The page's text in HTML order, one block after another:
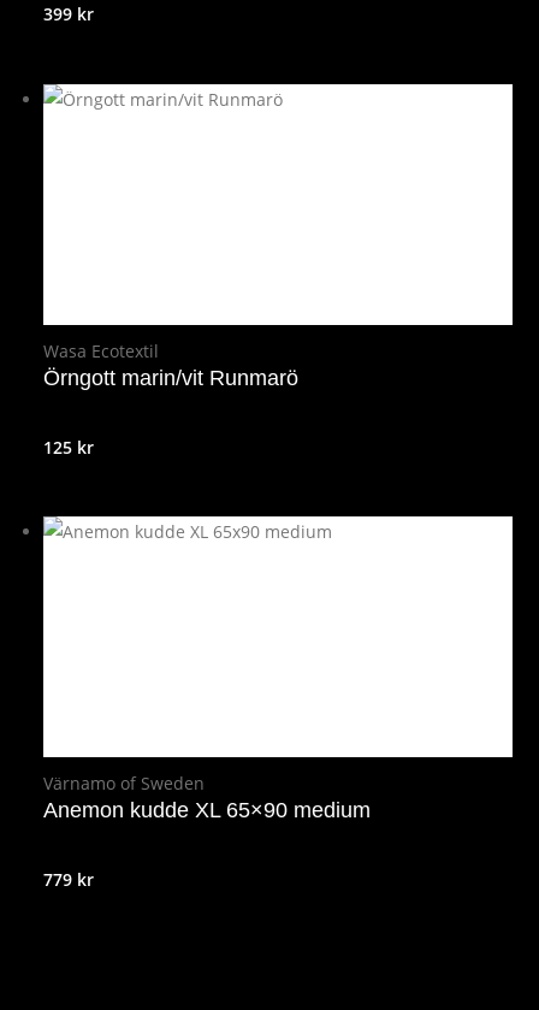
399 kr
Wasa Ecotextil
Örngott marin/vit Runmarö
125 kr
Värnamo of Sweden
Anemon kudde XL 65×90 medium
779 kr